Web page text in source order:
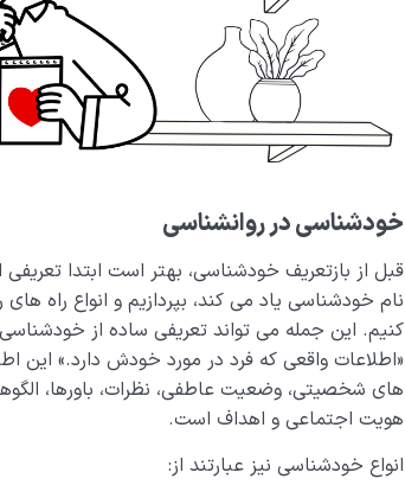
خودشناسی در روانشناسی
قبل از بازتعریف خودشناسی، بهتر است ابتدا تعریفی
نام خودشناسی یاد می‌ کند، بپردازیم و انواع راه­
کنیم. این جمله می‌ تواند تعریفی ساده از خودشناسی
های شخصیتی، وضعیت عاطفی، نظرات، باورها،
هویت اجتماعی و اهداف است.
انواع خودشناسی نیز عبارتند از: